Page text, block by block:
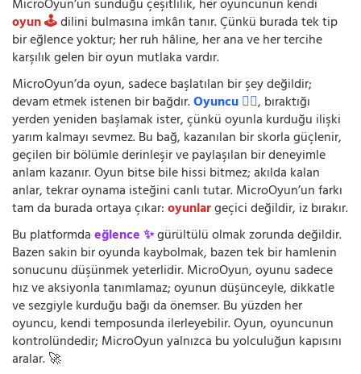
MicroOyun’un sunduğu çeşitlilik, her oyuncunun kendi
oyun 🕹️dilini bulmasına imkân tanır. Çünkü burada tek tip
bir eğlence yoktur; her ruh hâline, her ana ve her tercihe
karşılık gelen bir oyun mutlaka vardır.
MicroOyun’da oyun, sadece başlatılan bir şey değildir;
devam etmek istenen bir bağdır.Oyuncu 🧍‍♂️, bıraktığı
yerden yeniden başlamak ister, çünkü oyunla kurduğu ilişki
yarım kalmayı sevmez. Bu bağ, kazanılan bir skorla güçlenir,
geçilen bir bölümle derinleşir ve paylaşılan bir deneyimle
anlam kazanır. Oyun bitse bile hissi bitmez; akılda kalan
anlar, tekrar oynama isteğini canlı tutar. MicroOyun’un farkı
tam da burada ortaya çıkar:oyunlargeçici değildir, iz bırakır.
Bu platformdaeğlence ✨gürültülü olmak zorunda değildir.
Bazen sakin bir oyunda kaybolmak, bazen tek bir hamlenin
sonucunu düşünmek yeterlidir. MicroOyun, oyunu sadece
hız ve aksiyonla tanımlamaz; oyunun düşünceyle, dikkatle
ve sezgiyle kurduğu bağı da önemser. Bu yüzden her
oyuncu, kendi temposunda ilerleyebilir. Oyun, oyuncunun
kontrolündedir; MicroOyun yalnızca bu yolculuğun kapısını
aralar. 🚀